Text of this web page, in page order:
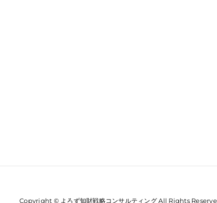
Copyright © よろず知財戦略コンサルティング All Rights